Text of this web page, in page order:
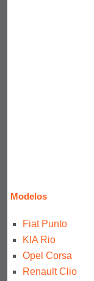
Modelos
Fiat Punto
KIA Rio
Opel Corsa
Renault Clio